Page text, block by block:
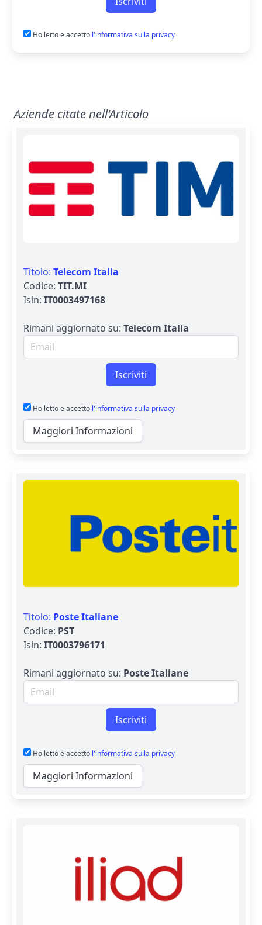
Ho letto e accetto l'informativa sulla privacy
Aziende citate nell'Articolo
Titolo: Telecom Italia
Codice: TIT.MI
Isin: IT0003497168
Rimani aggiornato su: Telecom Italia
Email per newsletter
Iscriviti
Ho letto e accetto l'informativa sulla privacy
Maggiori Informazioni
Titolo: Poste Italiane
Codice: PST
Isin: IT0003796171
Rimani aggiornato su: Poste Italiane
Email per newsletter
Iscriviti
Ho letto e accetto l'informativa sulla privacy
Maggiori Informazioni